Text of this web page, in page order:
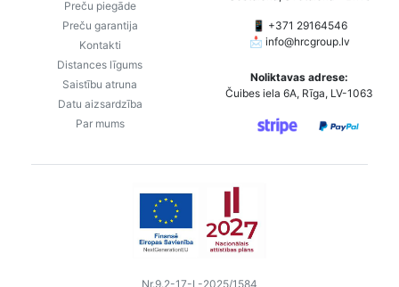
Preču piegāde
Preču garantija
Kontakti
Distances līgums
Saistību atruna
Datu aizsardzība
Par mums
📱 +371 29164546
📩 info@hrcgroup.lv
Noliktavas adrese:
Čuibes iela 6A, Rīga, LV-1063
Nr.9.2-17-L-2025/1584